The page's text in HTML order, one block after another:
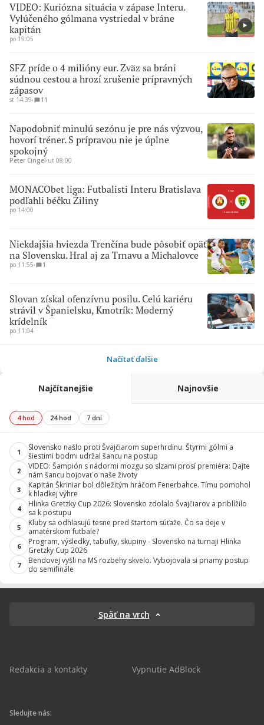
VIDEO: Kuriózna situácia v zápase Interu.
Vylúčeného gólmana vystriedal v bráne
kapitán
po 19:05
SFZ príde o 4 milióny eur. Zväz sa bráni
súdnou cestou a hrozí zrušenie prípravných
zápasov
st 14:39∙ 11
Napodobniť minulú sezónu je pre nás výzvou,
hovorí tréner. S prípravou nie je úplne
spokojný
Peter Cingel∙ut 08:00
MONACObet liga: Futbalisti Interu Bratislava
podľahli béčku Žiliny
po 14:00
Niekdajšia hviezda Trenčína bude pôsobiť opäť
na Slovensku. Hral aj za Trnavu a Michalovce
po 11:55∙ 1
Slovan získal ofenzívnu posilu. Celú kariéru
strávil v Španielsku, Kmotrík: Moderný
krídelník
po 11:04
Načítať ďalšie
Najčítanejšie Najnovšie
4 hod 24 hod 7 dní
1
Slovensko našlo proti Švajčiarom superhrdinu. Štyrmi gólmi a
šiestimi bodmi udržal šancu na postup
2
VIDEO: Šampión s nádormi mozgu so slzami prosí premiéra: Dajte
nám šancu bojovať o naše životy
3
Kapitán Škriniar bol dôležitým hráčom Fenerbahce. Tímu pomohol
k hladkej výhre
4
Hlinka Gretzky Cup 2026: Slovensko zdolalo Švajčiarov a priblížilo
sa k postupu
5
Kluby sa odhlasujú tesne pred štartom súťaže. Čo sa deje v
amatérskom futbale?
6
Program, výsledky, tabuľky, skupiny - Slovensko na turnaji Hlinka
Gretzky Cup 2026
7
Bendovej vyšli na MS rozbehy skvelo. Vybojovala si priamy postup
do semifinále
Späť na vrch
Redakcia a kontakty Vypnutie AdBlock
Sledujte nás: